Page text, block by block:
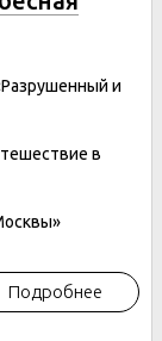
и
в
Подробнее